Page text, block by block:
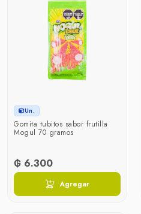
Un.
Gomita tubitos sabor frutilla
Mogul 70 gramos
₲ 6.300
Agregar